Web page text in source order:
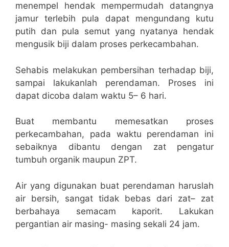
menempel hendak mempermudah datangnya
jamur terlebih pula dapat mengundang kutu
putih dan pula semut yang nyatanya hendak
mengusik biji dalam proses perkecambahan.
Sehabis melakukan pembersihan terhadap biji,
sampai lakukanlah perendaman. Proses ini
dapat dicoba dalam waktu 5– 6 hari.
Buat membantu memesatkan proses
perkecambahan, pada waktu perendaman ini
sebaiknya dibantu dengan zat pengatur
tumbuh organik maupun ZPT.
Air yang digunakan buat perendaman haruslah
air bersih, sangat tidak bebas dari zat– zat
berbahaya semacam kaporit. Lakukan
pergantian air masing- masing sekali 24 jam.